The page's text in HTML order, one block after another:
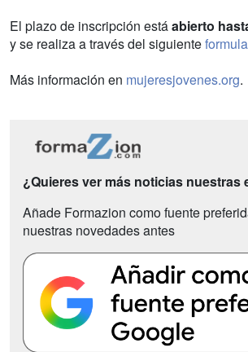
El plazo de inscripción estáabierto
y se realiza a través del siguiente
Más información en mujeresjovenes.org.
¿Quieres ver más noticias nuestras
Añade Formazion como fuente
nuestras novedades antes